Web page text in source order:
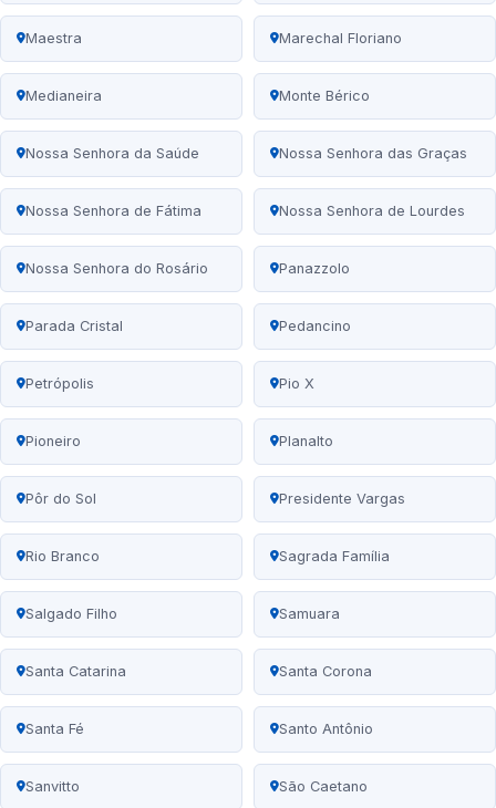
Maestra Marechal Floriano
Medianeira Monte Bérico
Nossa Senhora da Saúde Nossa Senhora das Graças
Nossa Senhora de Fátima Nossa Senhora de Lourdes
Nossa Senhora do Rosário Panazzolo
Parada Cristal Pedancino
Petrópolis Pio X
Pioneiro Planalto
Pôr do Sol Presidente Vargas
Rio Branco Sagrada Família
Salgado Filho Samuara
Santa Catarina Santa Corona
Santa Fé Santo Antônio
Sanvitto São Caetano